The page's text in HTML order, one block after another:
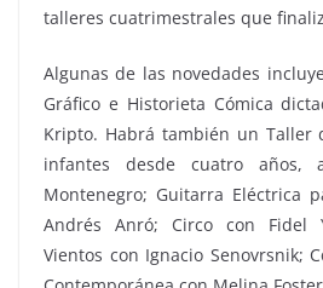
talleres cuatrimestrales que
Algunas de las novedades
Gráfico e Historieta Cómica
Kripto. Habrá también un Taller
infantes desde cuatro años,
Montenegro; Guitarra Eléctrica
Andrés Anró; Circo con Fidel
Vientos con Ignacio Senovrsnik;